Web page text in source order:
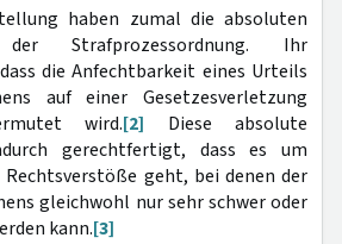
haben zumal die absoluten
der Strafprozessordnung. Ihr
die Anfechtbarkeit eines Urteils
auf einer Gesetzesverletzung
wird.[2] Diese absolute
gerechtfertigt, dass es um
Rechtsverstöße geht, bei denen der
gleichwohl nur sehr schwer oder
kann.[3]